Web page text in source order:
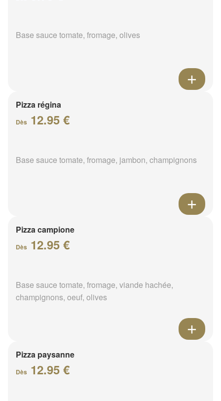
Base sauce tomate, fromage, olives
Pizza régina
Dès 12.95 €
Base sauce tomate, fromage, jambon, champignons
Pizza campione
Dès 12.95 €
Base sauce tomate, fromage, viande hachée,
champignons, oeuf, olives
Pizza paysanne
Dès 12.95 €